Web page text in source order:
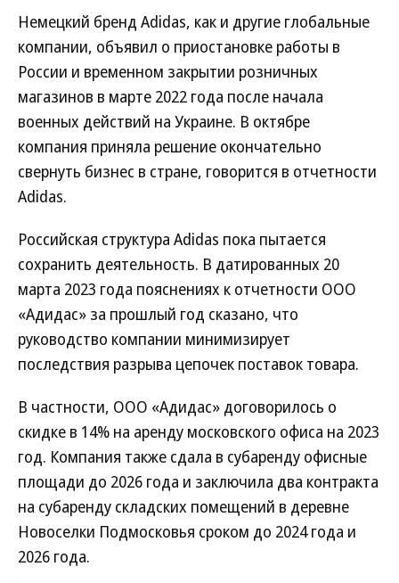
Немецкий бренд Adidas, как и другие глобальные
компании, объявил о приостановке работы в
России и временном закрытии розничных
магазинов в марте 2022 года после начала
военных действий на Украине. В октябре
компания приняла решение окончательно
свернуть бизнес в стране, говорится в отчетности
Adidas.
Российская структура Adidas пока пытается
сохранить деятельность. В датированных 20
марта 2023 года пояснениях к отчетности ООО
«Адидас» за прошлый год сказано, что
руководство компании минимизирует
последствия разрыва цепочек поставок товара.
В частности, ООО «Адидас» договорилось о
скидке в 14% на аренду московского офиса на 2023
год. Компания также сдала в субаренду офисные
площади до 2026 года и заключила два контракта
на субаренду складских помещений в деревне
Новоселки Подмосковья сроком до 2024 года и
2026 года.